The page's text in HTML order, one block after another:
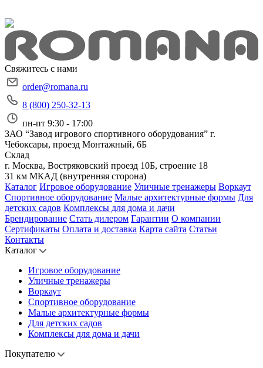
Свяжитесь с нами
order@romana.ru
8 (800) 250-32-13
пн-пт 9:30 - 17:00
ЗАО “Завод игрового спортивного оборудования” г.
Чебоксары, проезд Монтажный, 6Б
Склад
г. Москва, Востряковский проезд 10Б, строение 18
31 км МКАД (внутренняя сторона)
Каталог Игровое оборудование Уличные тренажеры Воркаут
Спортивное оборудование Малые архитектурные формы Для
детских садов Комплексы для дома и дачи
Брендирование Стать дилером Гарантии О компании
Сертификаты Оплата и доставка Карта сайта Статьи
Контакты
Каталог
Игровое оборудование
Уличные тренажеры
Воркаут
Спортивное оборудование
Малые архитектурные формы
Для детских садов
Комплексы для дома и дачи
Покупателю